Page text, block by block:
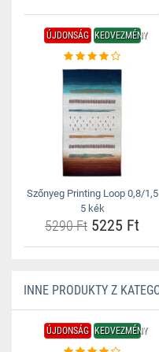
ÚJDONSÁG KEDVEZMÉNY
Szőnyeg Printing Loop 0,8/1,5
5 kék
5290 Ft 5225 Ft
INNE PRODUKTY Z
ÚJDONSÁG KEDVEZMÉNY